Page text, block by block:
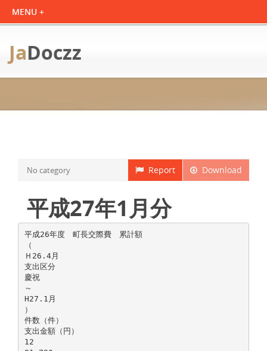
JaDoczz
Download
Report
No category
平成27年1月分
平成26年度 町長交際費 累計額
（
Ｈ26.4月
支出区分
慶祝
～
H27.1月
）
件数（件）
支出金額（円）
12